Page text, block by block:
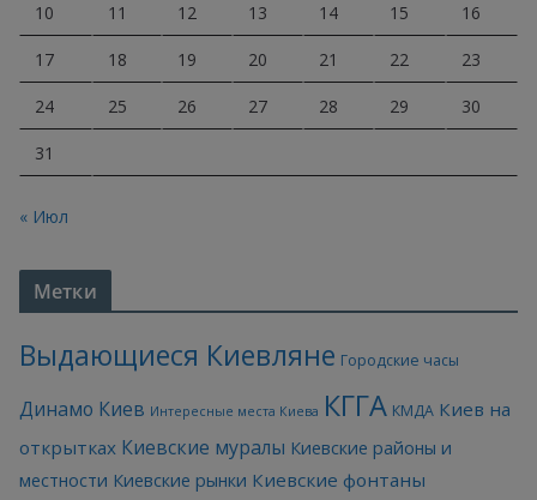
10 11 12 13 14 15 16
17 18 19 20 21 22 23
24 25 26 27 28 29 30
31
« Июл
Метки
Выдающиеся Киевляне Городские часы
Динамо Киев Интересные места Киева КГГА КМДА Киев на
открытках Киевские муралы Киевские районы и
местности Киевские рынки Киевские фонтаны